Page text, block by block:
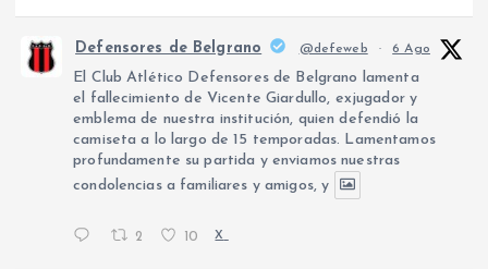
Defensores de Belgrano @defeweb · 6 Ago
El Club Atlético Defensores de Belgrano lamenta
el fallecimiento de Vicente Giardullo, exjugador y
emblema de nuestra institución, quien defendió la
camiseta a lo largo de 15 temporadas. Lamentamos
profundamente su partida y enviamos nuestras
condolencias a familiares y amigos, y
2 10 X